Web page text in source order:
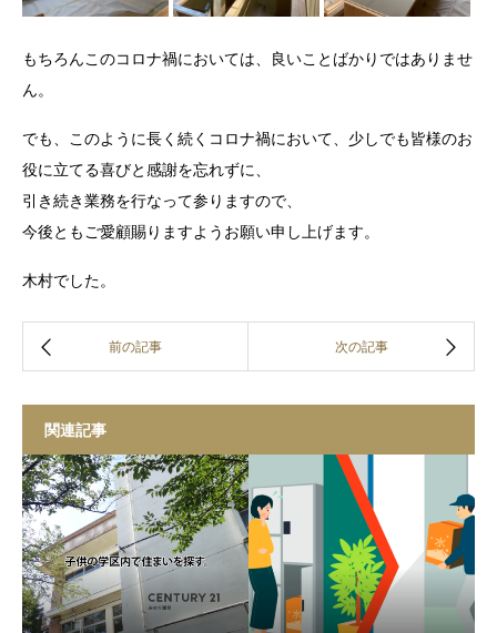
もちろんこのコロナ禍においては、良いことばかりではありませ
ん。
でも、このように長く続くコロナ禍において、少しでも皆様のお
役に立てる喜びと感謝を忘れずに、
引き続き業務を行なって参りますので、
今後ともご愛顧賜りますようお願い申し上げます。
木村でした。
関連記事